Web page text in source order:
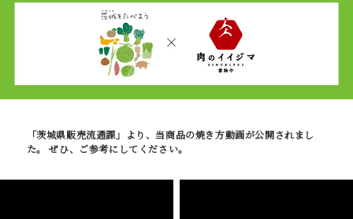
「茨城県販売流通課」より、当商品の焼き方動画が公開されまし
た。 ぜひ、ご参考にしてください。